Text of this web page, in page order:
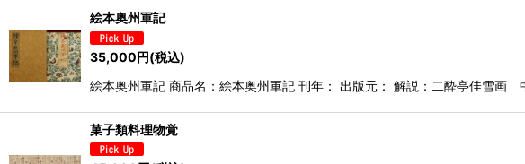
並び順:
絵本奥州軍記
35,000円(税込)
絵本奥州軍記 商品名：絵本奥州軍記 刊年： 出版元： 解説：二酔亭佳雪
菓子類料理物覚